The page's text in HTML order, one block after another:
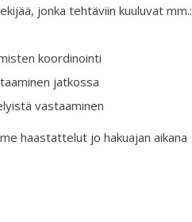
jonka tehtäviin kuuluvat mm.:
koordinointi
jatkossa
vastaaminen
haastattelut jo hakuajan aikana